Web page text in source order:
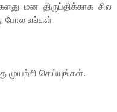
மன திருப்திக்காக சில
போல உங்கள்
முயற்சி செய்யுங்கள்.